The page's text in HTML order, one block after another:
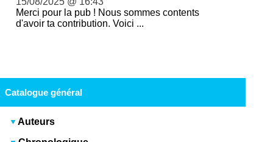
Merci pour la pub ! Nous sommes contents
d'avoir ta contribution. Voici ...
Catalogue général
Auteurs